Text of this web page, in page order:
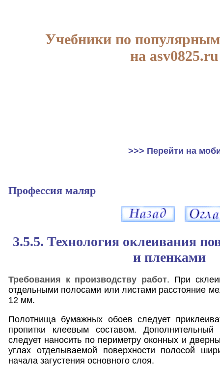
Учебники по
на asv0825.ru
>>> Перейти на
Профессия маляр
3.5.5. Технология оклеивания
и пленками
Требования к производству работ. При
отдельными полосами или листами расстояние
12 мм.
Полотнища бумажных обоев следует
пропитки клеевым составом.
следует наносить по периметру оконных и
углах отделываемой поверхности полосой
начала загустения основного слоя.